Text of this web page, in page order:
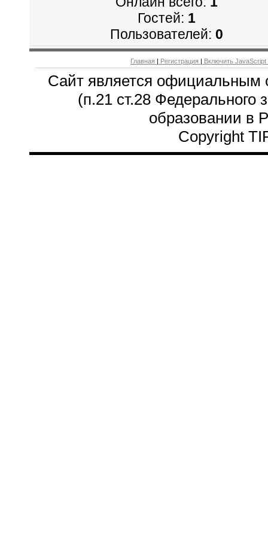
Гостей: 1
Пользователей: 0
Главная | Регистрация | Включить JavaScript
Сайт является официальным
(п.21 ст.28 Федерального
образовании в
Copyright